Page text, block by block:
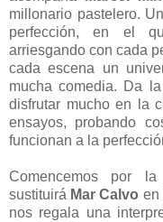
millonario pastelero.
perfección, en el
arriesgando con cada
cada escena un
mucha comedia. Da
disfrutar mucho en la
ensayos, probando
funcionan a la
Comencemos por
sustituirá Mar Calvo en
nos regala una